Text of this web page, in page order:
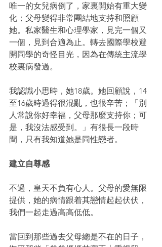
唯一的女兒病倒了，家裏開始有重大變
化；父母變得非常團結地支持和照顧
她。私家醫生和心理學家，見完一個又
一個，見到合適為止。轉去國際學校避
開同學的奇怪目光，因為在傳統主流學
校裏病發過。
我認識小思時，她18歲。她回顧說，14
至16歲時過得很混亂，也很辛苦；「別
人常說你好幸福，父母那麼支持你；可
是，我沒法感受到。」有很長一段時
間，只有我知道她是同性戀者。
建立自尊感
不過，皇天不負有心人。父母的愛無限
提供，她的病情跟着其戀情起起伏伏，
我們一起走過高高低低。
當回到那些過去父母總是不在的日子，